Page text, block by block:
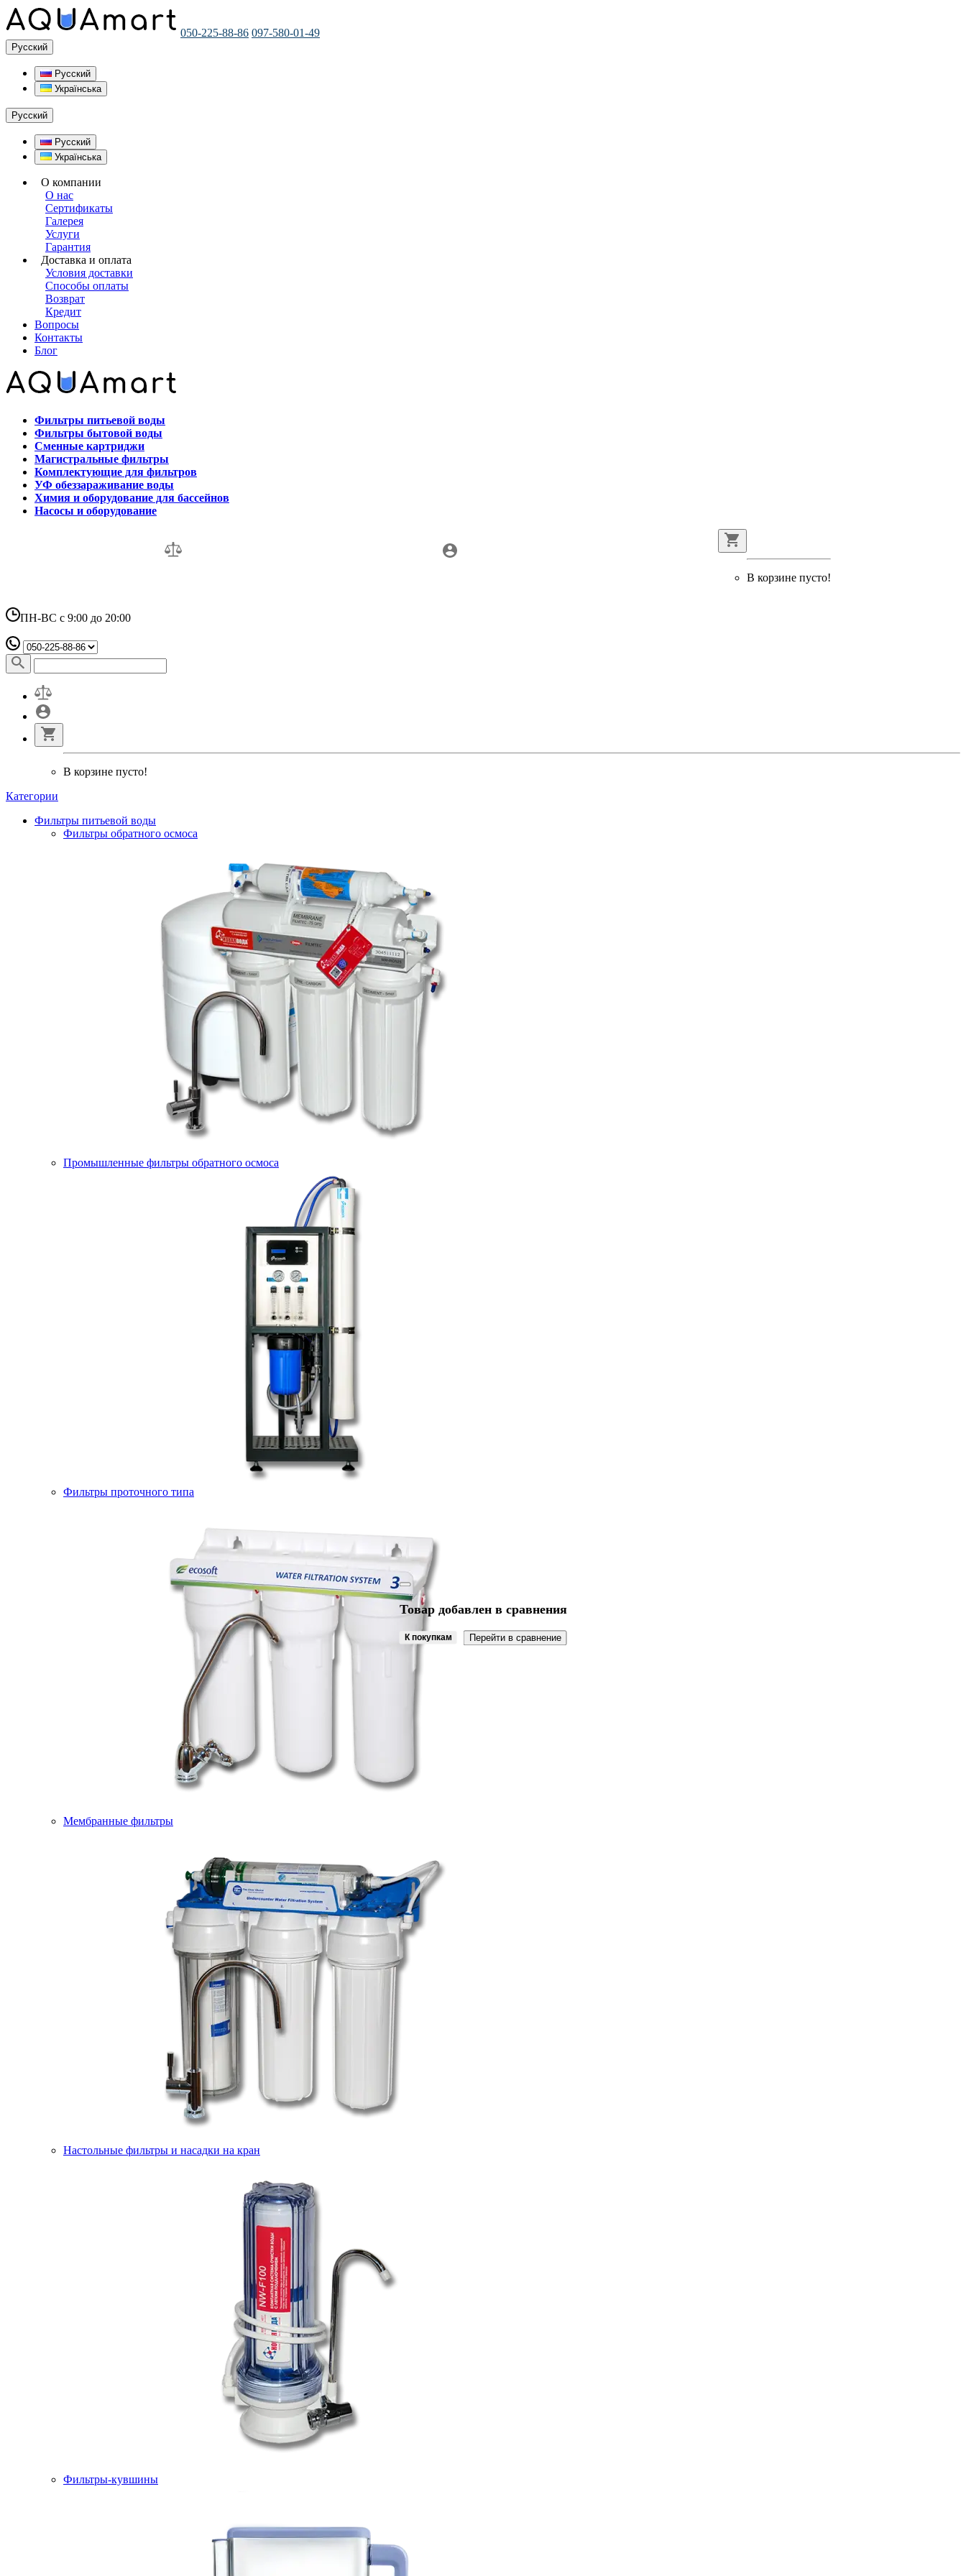
050-225-88-86 097-580-01-49
Русский
Русский
Українська
Русский
Русский
Українська
О компании
О нас
Сертификаты
Галерея
Услуги
Гарантия
Доставка и оплата
Условия доставки
Способы оплаты
Возврат
Кредит
Вопросы
Контакты
Блог
Фильтры питьевой воды
Фильтры бытовой воды
Сменные картриджи
Магистральные фильтры
Комплектующие для фильтров
УФ обеззараживание воды
Химия и оборудование для бассейнов
Насосы и оборудование
В корзине пусто!
ПН-ВС с 9:00 до 20:00
В корзине пусто!
Категории
Фильтры питьевой воды
Фильтры обратного осмоса
Промышленные фильтры обратного осмоса
Фильтры проточного типа
Мембранные фильтры
Настольные фильтры и насадки на кран
Фильтры-кувшины
Товар добавлен в сравнения
К покупкам Перейти в сравнение